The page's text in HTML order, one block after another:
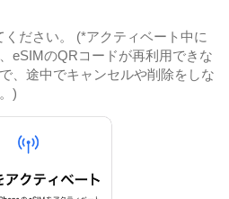
ください。 (*アクティベート中に
eSIMのQRコードが再利用できな
、途中でキャンセルや削除をしな
)